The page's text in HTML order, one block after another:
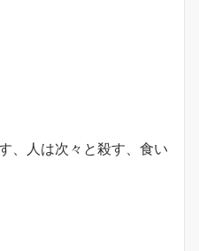
、人は次々と殺す、食い